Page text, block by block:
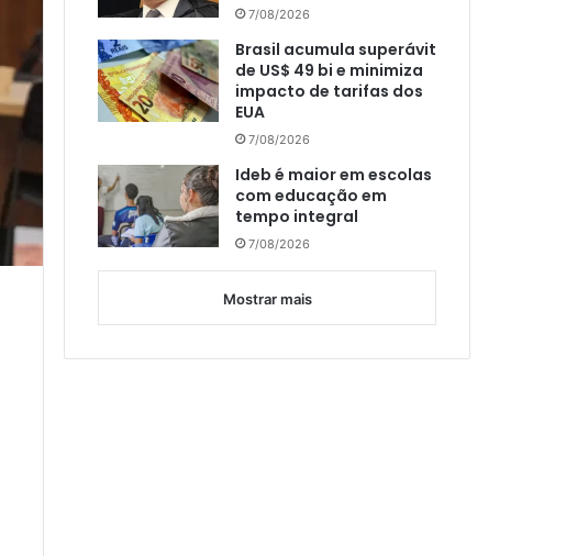
7/08/2026
Brasil acumula superávit
de US$ 49 bi e minimiza
impacto de tarifas dos
EUA
7/08/2026
Ideb é maior em escolas
com educação em
tempo integral
7/08/2026
Mostrar mais